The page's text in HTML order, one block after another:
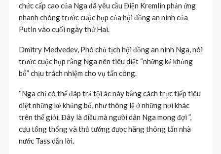
chức cấp cao của Nga đã yêu cầu Điện Kremlin phản ứng
nhanh chóng trước cuộc họp của hội đồng an ninh của
Putin vào cuối ngày thứ Hai.
Dmitry Medvedev, Phó chủ tịch hội đồng an ninh Nga, nói
trước cuộc họp rằng Nga nên tiêu diệt “những kẻ khủng
bố” chịu trách nhiệm cho vụ tấn công.
“Nga chỉ có thể đáp trả tội ác này bằng cách trực tiếp tiêu
diệt những kẻ khủng bố, như thông lệ ở những nơi khác
trên thế giới. Đây là điều mà người dân Nga mong đợi ”,
cựu tổng thống và thủ tướng được hãng thông tấn nhà
nước Tass dẫn lời.